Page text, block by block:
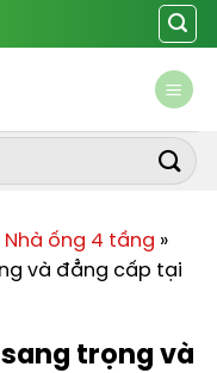
Nhà ống 4 tầng »
và đẳng cấp tại
trọng và